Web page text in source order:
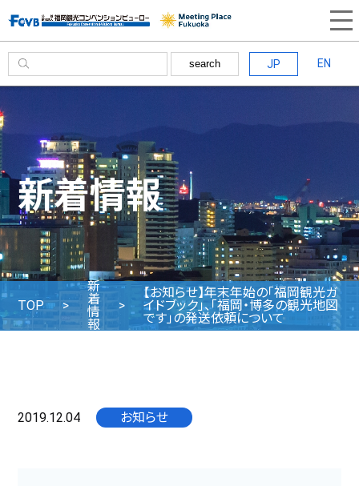
search JP EN
新着情報
TOP
新
着
情
報
【お知らせ】年末年始の「福岡観光ガ
イドブック」、「福岡・博多の観光地図
です」の発送依頼について
2019.12.04 お知らせ